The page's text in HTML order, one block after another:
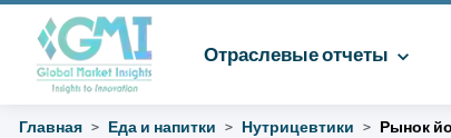
Отраслевые отчеты
Главная Еда и напитки Нутрицевтики Рынок